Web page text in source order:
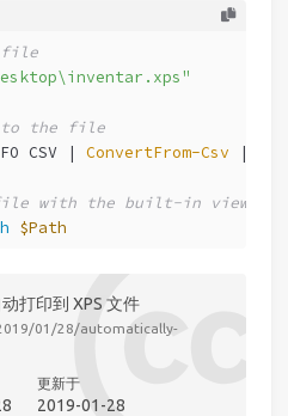
file
to the file
CSV | ConvertFrom-Csv |
file with the built-in viewer
$Path
打印到 XPS 文件
01/28/automatically-
更新于
2019-01-28